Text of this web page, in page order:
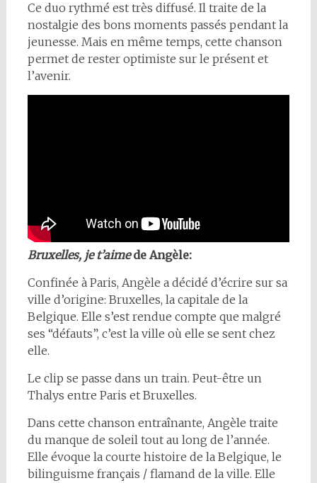
Ce duo rythmé est très diffusé. Il traite de la
nostalgie des bons moments passés pendant la
jeunesse. Mais en même temps, cette chanson
permet de rester optimiste sur le présent et
l’avenir.
Bruxelles, je t’aimede Angèle:
Confinée à Paris, Angèle a décidé d’écrire sur sa
ville d’origine: Bruxelles, la capitale de la
Belgique. Elle s’est rendue compte que malgré
ses “défauts”, c’est la ville où elle se sent chez
elle.
Le clip se passe dans un train. Peut-être un
Thalys entre Paris et Bruxelles.
Dans cette chanson entraînante, Angèle traite
du manque de soleil tout au long de l’année.
Elle évoque la courte histoire de la Belgique, le
bilinguisme français / flamand de la ville. Elle